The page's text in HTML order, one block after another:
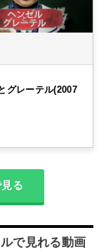
グレーテル(2007
る
で見れる動画